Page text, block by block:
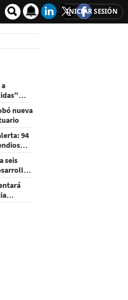
INICIAR SESIÓN
nueva
94
seis